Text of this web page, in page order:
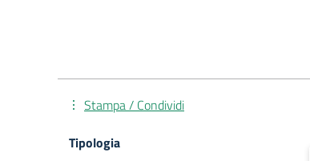
Stampa / Condividi
Tipologia